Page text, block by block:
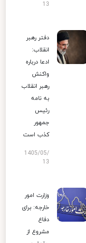
13
دفتر رهبر
انقلاب:
ادعا درباره
واکنش
رهبر انقلاب
به نامه
رئیس
جمهور
کذب است
1405/05/
13
وزارت امور
خارجه: برای
دفاع
مشروع از